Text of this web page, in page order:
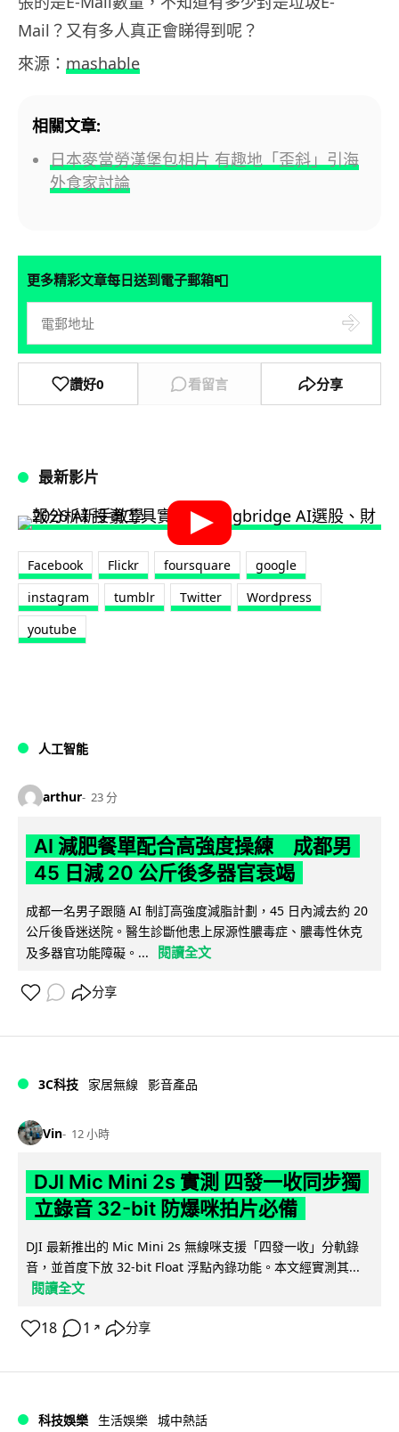
Mail？又有多人真正會睇得到呢？
來源： mashable
相關文章:
日本麥當勞漢堡包相片 有趣地「歪斜」引海
外食家討論
更多精彩文章每日送到電子郵箱📮
讚好0 看留言 分享
最新影片
Facebook Flickr foursquare
google
instagram
tumblr Twitter
Wordpress
youtube
人工智能
arthur 23 分
AI 減肥餐單配合高強度操練 成都男
45 日減 20 公斤後多器官衰竭
成都一名男子跟隨 AI 制訂高強度減脂計劃，45 日內減去約 20
公斤後昏迷送院。醫生診斷他患上尿源性膿毒症、膿毒性休克
及多器官功能障礙。...
閱讀全文
分享
3C科技 家居無線 影音產品
Vin 12 小時
DJI Mic Mini 2s 實測 四發一收同步獨
立錄音 32-bit 防爆咪拍片必備
DJI 最新推出的 Mic Mini 2s 無線咪支援「四發一收」分軌錄
音，並首度下放 32-bit Float 浮點內錄功能。本文經實測其...
閱讀全文
18 1 ↗ 分享
科技娛樂 生活娛樂 城中熱話